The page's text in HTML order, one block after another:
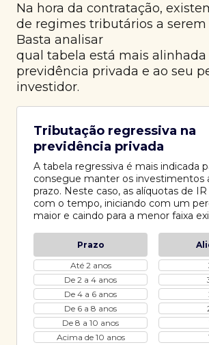
Na hora da contratação,
de regimes tributários a serem
Basta analisar
qual tabela está mais alinhada
previdência privada e ao seu
investidor.
Tributação regressiva na
previdência privada
A tabela regressiva é mais indicada
consegue manter os investimentos
prazo. Neste caso, as alíquotas de
com o tempo, iniciando com um
maior e caindo para a menor faixa
Prazo
Até 2 anos
De 2 a 4 anos
De 4 a 6 anos
De 6 a 8 anos
De 8 a 10 anos
Acima de 10 anos